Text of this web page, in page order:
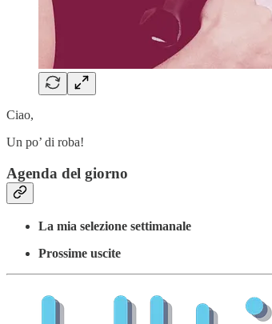
Ciao,
Un po’ di roba!
Agenda del giorno
La mia selezione settimanale
Prossime uscite